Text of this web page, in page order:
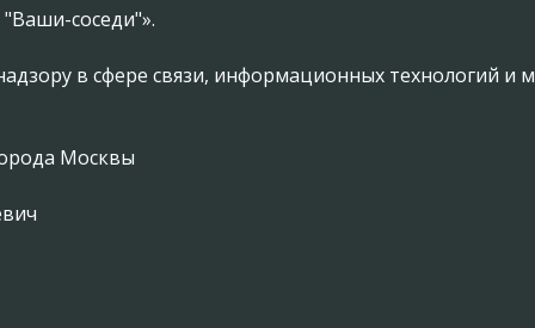
соседи"».
в сфере связи, информационных технологий
Москвы